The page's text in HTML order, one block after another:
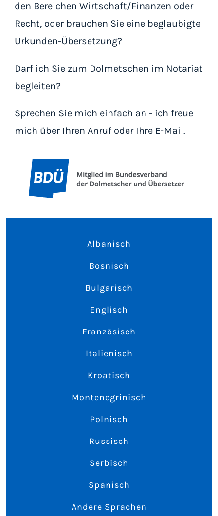
den Bereichen Wirtschaft/Finanzen oder
Recht, oder brauchen Sie eine beglaubigte
Urkunden-Übersetzung?
Darf ich Sie zum Dolmetschen im Notariat
begleiten?
Sprechen Sie mich einfach an - ich freue
mich über Ihren Anruf oder Ihre E-Mail.
Albanisch
Bosnisch
Bulgarisch
Englisch
Französisch
Italienisch
Kroatisch
Montenegrinisch
Polnisch
Russisch
Serbisch
Spanisch
Andere Sprachen